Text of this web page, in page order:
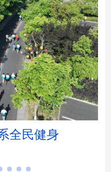
河北 山西
上海 江苏
全民健身